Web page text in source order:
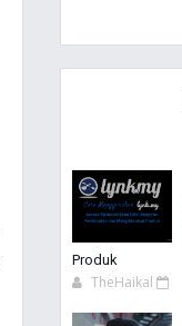
Produk
TheHaikal